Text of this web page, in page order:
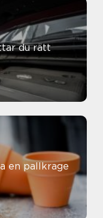
en pallkrage